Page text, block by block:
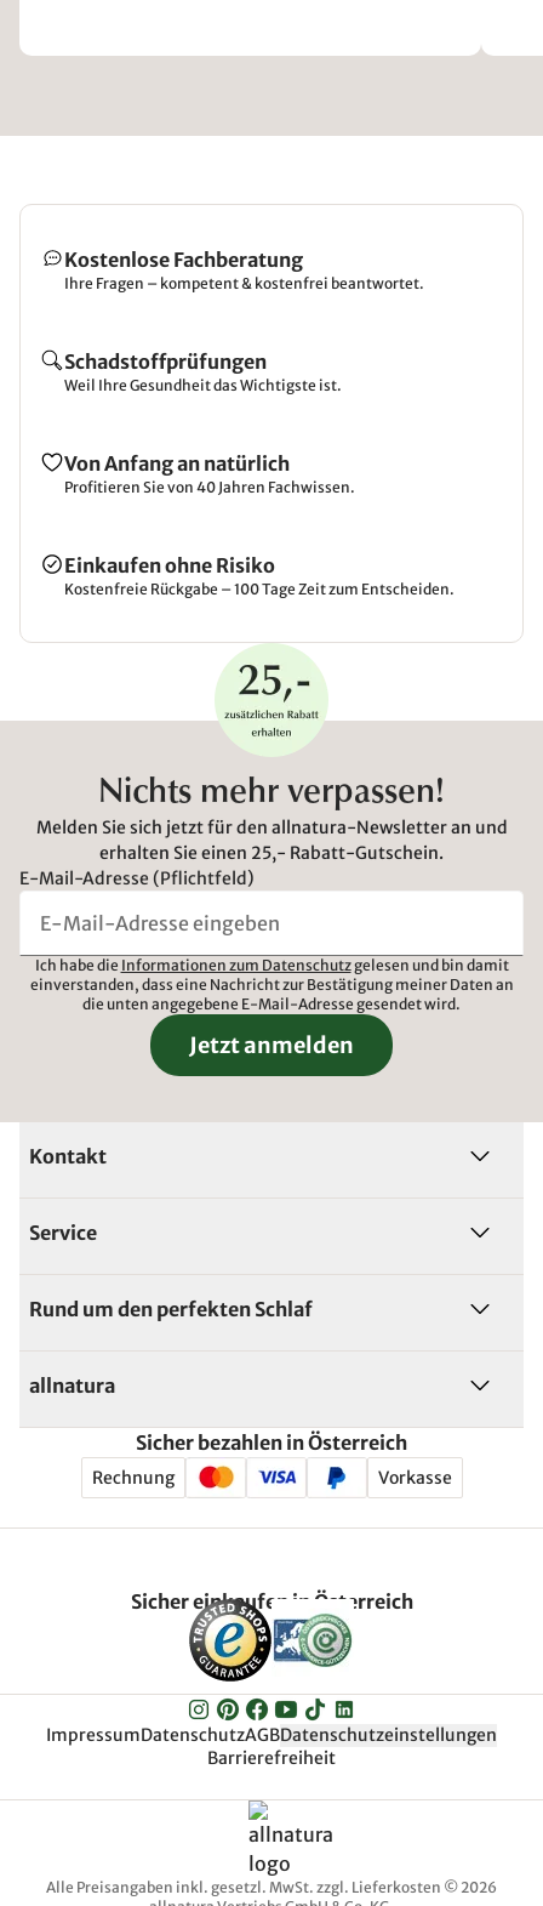
Kostenlose Fachberatung
Ihre Fragen – kompetent & kostenfrei beantwortet.
Schadstoffprüfungen
Weil Ihre Gesundheit das Wichtigste ist.
Von Anfang an natürlich
Profitieren Sie von 40 Jahren Fachwissen.
Einkaufen ohne Risiko
Kostenfreie Rückgabe – 100 Tage Zeit zum Entscheiden.
Nichts mehr verpassen!
Melden Sie sich jetzt für den allnatura-Newsletter an und
erhalten Sie einen 25,- Rabatt-Gutschein.
E-Mail-Adresse (Pflichtfeld)
Ich habe die Informationen zum Datenschutzgelesen und bin damit
einverstanden, dass eine Nachricht zur Bestätigung meiner Daten an
die unten angegebene E-Mail-Adresse gesendet wird.
Jetzt anmelden
Kontakt
Service
Rund um den perfekten Schlaf
allnatura
Sicher bezahlen in Österreich
Rechnung Vorkasse
Sicher einkaufen in Österreich
ImpressumDatenschutzAGBDatenschutzeinstellungen
Barrierefreiheit
Alle Preisangaben inkl. gesetzl. MwSt. zzgl. Lieferkosten © 2026